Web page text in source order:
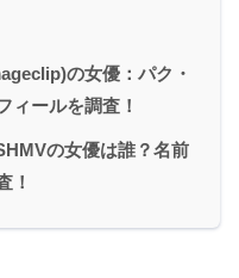
の女優：パク・
ィールを調査！
の女優は誰？名前
！